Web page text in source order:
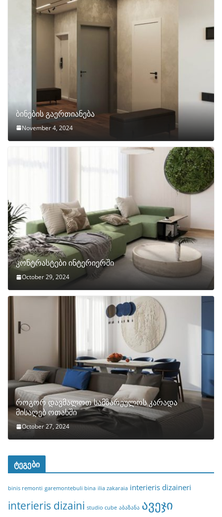
ბინების გაერთიანება
November 4, 2024
კონტრასტები ინტერიერში
October 29, 2024
როგორ დავმალოთ სამზარეულოს კარადა
მისაღებ ოთახში
October 27, 2024
ტეგები
binis remonti garemontebuli bina ilia zakaraia interieris dizaineri
interieris dizaini studio cube აბაზანა ავეჯი